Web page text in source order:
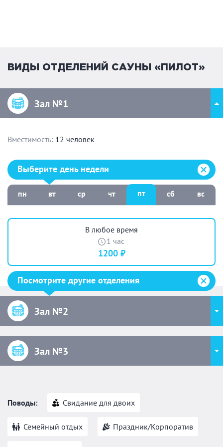
ВИДЫ ОТДЕЛЕНИЙ САУНЫ «ПИЛОТ»
Зал №1
Вместимость: 12 человек
Выберите день недели:
Выберите день недели
пн вт ср чт пт сб вс
В любое время
1 час
1200 ₽
Посмотрите другие отделения
Зал №2
Зал №3
Поводы: Свидание для двоих
Семейный отдых Праздник/Корпоратив